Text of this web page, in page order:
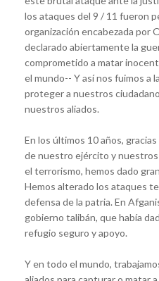
los ataques del 9 / 11 fueron
organización encabezada por
declarado abiertamente la
comprometido a matar
el mundo-- Y así nos fuimos a
proteger a nuestros
nuestros aliados.
En los últimos 10 años,
de nuestro ejército y
el terrorismo, hemos dado
Hemos alterado los ataques
defensa de la patria. En
gobierno talibán, que había
refugio seguro y apoyo.
Y en todo el mundo,